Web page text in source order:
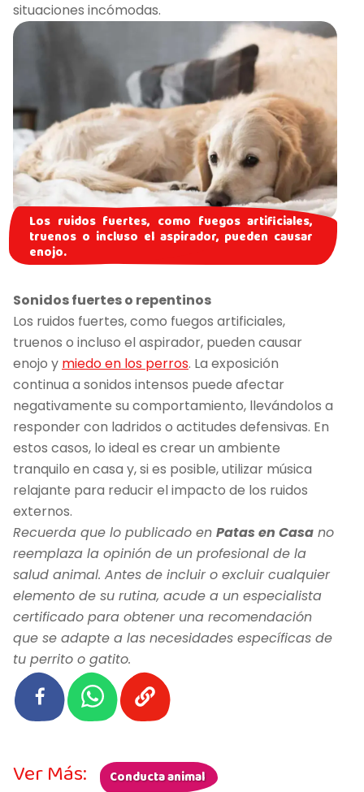
situaciones incómodas.
Los ruidos fuertes, como fuegos artificiales,
truenos o incluso el aspirador, pueden causar
enojo.
Sonidos fuertes o repentinos
Los ruidos fuertes, como fuegos artificiales,
truenos o incluso el aspirador, pueden causar
enojo y miedo en los perros. La exposición
continua a sonidos intensos puede afectar
negativamente su comportamiento, llevándolos a
responder con ladridos o actitudes defensivas. En
estos casos, lo ideal es crear un ambiente
tranquilo en casa y, si es posible, utilizar música
relajante para reducir el impacto de los ruidos
externos.
Recuerda que lo publicado en Patas en Casa no
reemplaza la opinión de un profesional de la
salud animal. Antes de incluir o excluir cualquier
elemento de su rutina, acude a un especialista
certificado para obtener una recomendación
que se adapte a las necesidades específicas de
tu perrito o gatito.
Ver Más: Conducta animal